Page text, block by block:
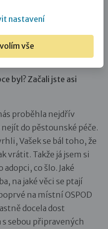
NRP
byl? Začali jste asi
proběhla nejdřív
do pěstounské péče.
Vašek se bál toho, že
vrátit. Takže já jsem si
co šlo. Jaké
na jaké věci se ptají
na místní OSPOD
docela dost
sebou připravených
nastavení
vše